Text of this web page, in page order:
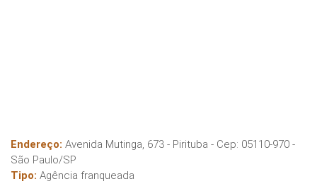
Endereço: Avenida Mutinga, 673 - Pirituba - Cep: 05110-970 -
São Paulo/SP
Tipo: Agência franqueada